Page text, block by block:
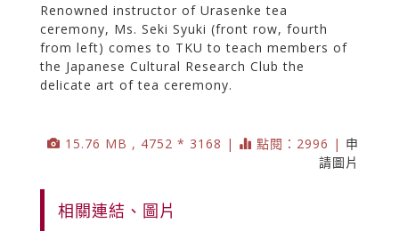
Renowned instructor of Urasenke tea
ceremony, Ms. Seki Syuki (front row, fourth
from left) comes to TKU to teach members of
the Japanese Cultural Research Club the
delicate art of tea ceremony.
15.76 MB , 4752 * 3168 | 點閱：2996 | 申
請圖片
相關連結、圖片